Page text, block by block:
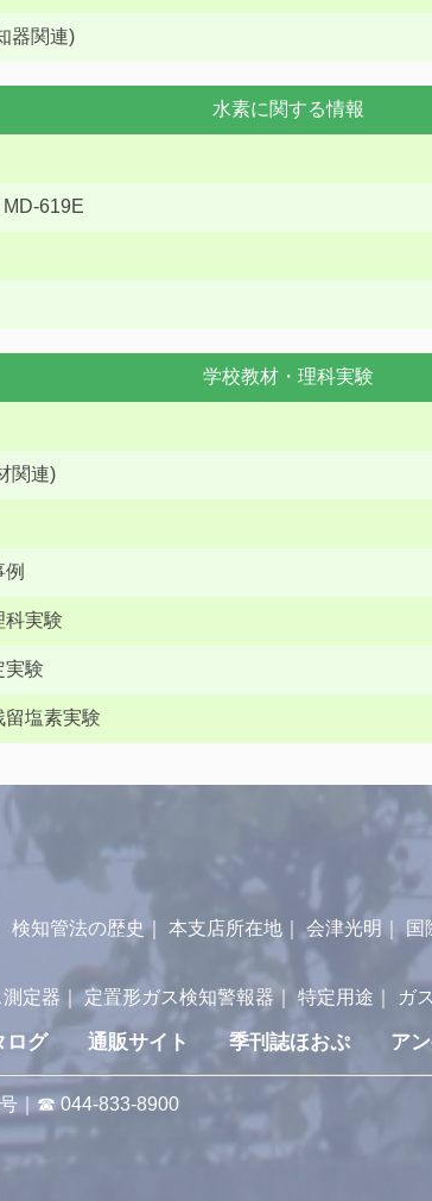
器関連)
水素に関する情報
619E
学校教材・理科実験
関連)
科実験
実験
留塩素実験
検知管法の歴史 本支店所在地 会津光明 国
定器 ｜ 定置形ガス検知警報器 特定用途 ガ
ログ 通販サイト 季刊誌ほおぷ ア
号｜☎ 044-833-8900